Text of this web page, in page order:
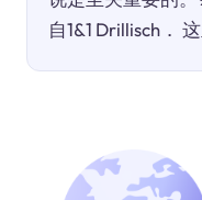
自1&1 Drillisch．